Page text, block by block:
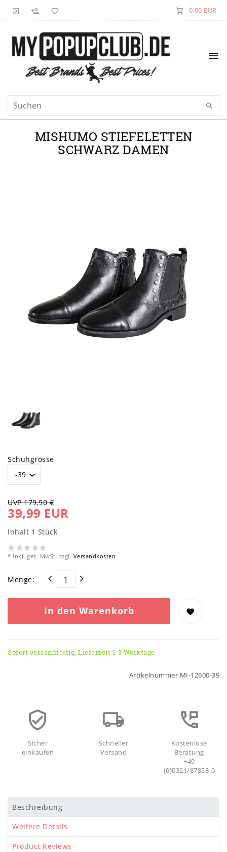
0,00 EUR
MISHUMO STIEFELETTEN
SCHWARZ DAMEN
Schuhgrösse
UVP 179,90 €
39,99 EUR
Inhalt 1 Stück
* inkl. ges. MwSt. zzgl. Versandkosten
Menge:
In den Warenkorb
Sofort versandfertig, Lieferzeit 1-3 Werktage
Artikelnummer MI-12600-39
Sicher
einkaufen
Schneller
Versand
Kostenlose
Beratung
+49
(0)6321/87853-0
Beschreibung
Weitere Details
Product Reviews